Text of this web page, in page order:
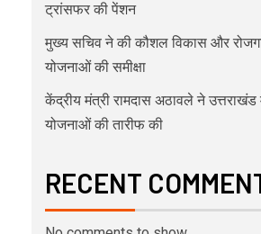
ट्रांसफर की पेंशन
मुख्य सचिव ने की कौशल विकास और
योजनाओं की समीक्षा
केंद्रीय मंत्री रामदास अठावले ने
योजनाओं की तारीफ की
RECENT